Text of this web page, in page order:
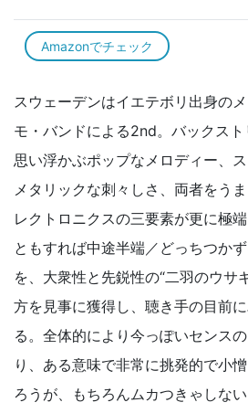
Amazonでチェック
スウェーデンはイエテボリ出身の
モ・バンドによる2nd。バックス
思い浮かぶポップなメロディー、
メタリックな刺々しさ、両者をう
レクトロニクスの三要素が更に極
ともすれば中途半端／どっちつか
を、大衆性と先鋭性の“二羽のウサ
方を見事に獲得し、聴き手の目前
る。全体的により今っぽいセンス
り、ある意味で非常に挑発的で小
ろうが、もちろんムカつきゃしない